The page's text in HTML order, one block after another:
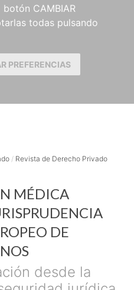
CAMBIAR
todas pulsando
PREFERENCIAS
/ Revista de Derecho Privado
MÉDICA
DE
desde la